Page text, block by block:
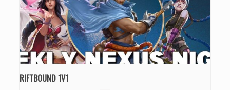
RIFTBOUND 1V1